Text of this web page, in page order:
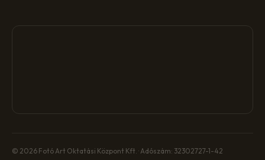
© 2026 Fotó Art Oktatási Központ Kft. · Adószám: 32302727-1-42